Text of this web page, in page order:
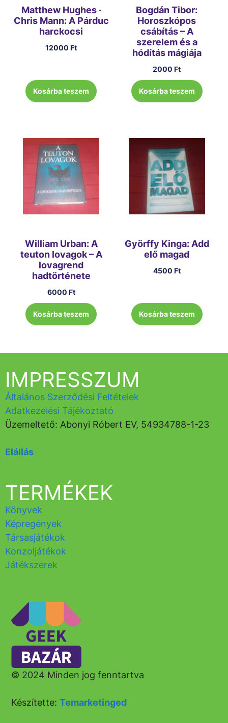
Matthew Hughes ·
Chris Mann: A Párduc
harckocsi
12000Ft
Kosárba teszem
Bogdán Tibor:
Horoszkópos
csábítás – A
szerelem és a
hódítás mágiája
2000Ft
Kosárba teszem
William Urban: A
teuton lovagok – A
lovagrend
hadtörténete
6000 Ft
Kosárba teszem
Györffy Kinga: Add
elő magad
4500 Ft
Kosárba teszem
© 2024 Minden jog fenntartva
Készítette:Temarketinged
TERMÉKEK
Könyvek
Képregények
Társasjátékok
Konzoljátékok
Játékszerek
IMPRESSZUM
Általános Szerződési Feltételek
Adatkezelési Tájékoztató
Üzemeltető: Abonyi Róbert EV, 54934788-1-23
Elállás